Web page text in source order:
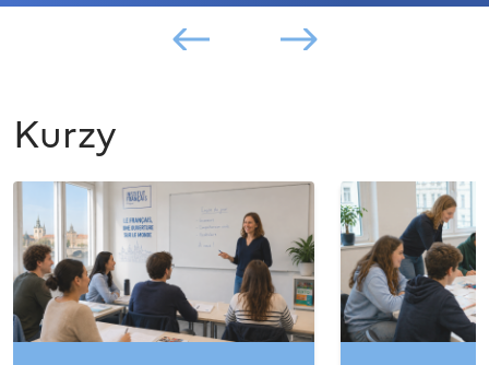
Kurzy